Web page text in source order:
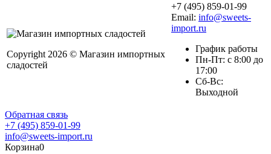
Copyright 2026 © Магазин импортных
сладостей
+7 (495) 859-01-99
Email: info@sweets-
import.ru
График работы
Пн-Пт: с 8:00 до
17:00
Сб-Вс:
Выходной
Обратная связь
+7 (495) 859-01-99
info@sweets-import.ru
Корзина0